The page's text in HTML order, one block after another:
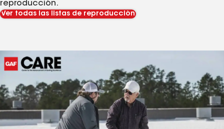
reproducción.
Ver todas las listas de reproducción